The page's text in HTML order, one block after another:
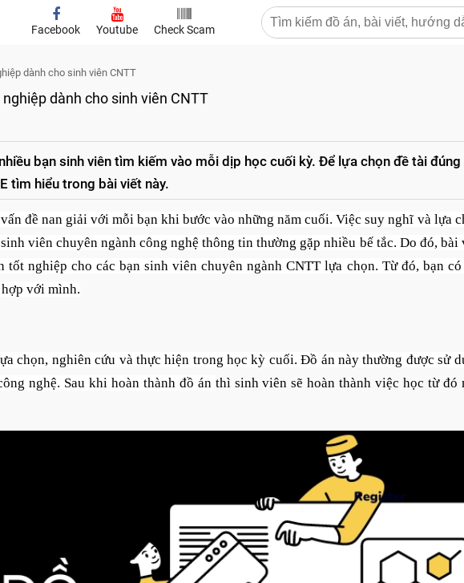
Facebook Youtube Check Scam
dành cho sinh viên CNTT
dành cho sinh viên CNTT
bạn sinh viên tìm kiếm vào mỗi dịp học cuối kỳ. Để lựa chọn đề tài đúng
tìm hiểu trong bài viết này.
đề nan giải với mỗi bạn khi bước vào những năm cuối. Việc suy nghĩ và lựa
viên chuyên ngành công nghệ thông tin thường gặp nhiều bế tắc. Do đó, bài
tốt nghiệp cho các bạn sinh viên chuyên ngành CNTT lựa chọn. Từ đó, bạn có
với mình.
chọn, nghiên cứu và thực hiện trong học kỳ cuối. Đồ án này thường được sử
nghệ. Sau khi hoàn thành đồ án thì sinh viên sẽ hoàn thành việc học từ đó